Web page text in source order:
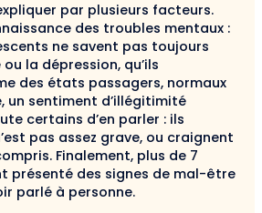
par plusieurs facteurs.
des troubles mentaux :
ne savent pas toujours
la dépression, qu’ils
des états passagers, normaux
un sentiment d’illégitimité
certains d’en parler : ils
pas assez grave, ou craignent
Finalement, plus de 7
présenté des signes de mal-être
parlé à personne.